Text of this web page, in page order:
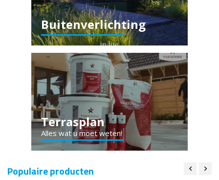
Buitenverlichting
Terrasplan
Alles wat u moet weten!
Populaire producten